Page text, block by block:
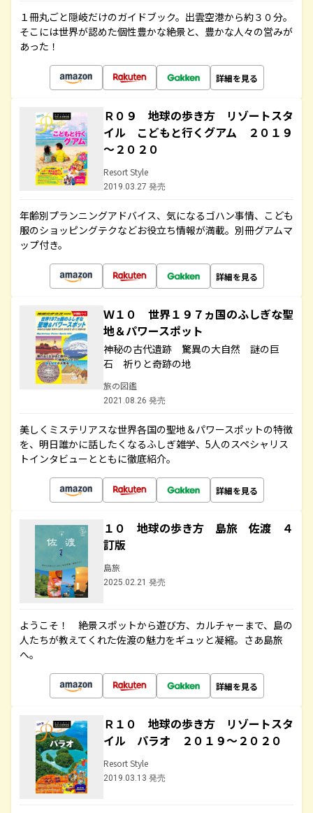
１冊丸ごと隠岐だけのガイドブック。出雲空港から約３０分。
そこには世界が認めた個性豊かな絶景と、豊かな人々の営みが
あった！
詳細を見る
Ｒ０９ 地球の歩き方 リゾートスタ
イル こどもと行くグアム ２０１９
～２０２０
Resort Style
2019.03.27 発売
年齢別プランニングアドバイス、気になるゴハン事情、こども
服のショッピングテクなどお役立ち情報が満載。別冊グアムマ
ップ付き。
詳細を見る
Ｗ１０ 世界１９７ヵ国のふしぎな聖
地＆パワースポット
神秘の古代遺跡 驚異の大自然 謎の巨
石 祈りと奇跡の地
旅の図鑑
2021.08.26 発売
美しくミステリアスな世界各国の聖地＆パワースポットの特徴
を、明日誰かに話したくなるふしぎ雑学、5人のスペシャリス
トインタビューとともに徹底紹介。
詳細を見る
１０ 地球の歩き方 島旅 佐渡 ４
訂版
島旅
2025.02.21 発売
ようこそ！ 絶景スポットから遊び方、カルチャーまで、島の
人たちが教えてくれた佐渡の魅力をギュッと凝縮。さあ島旅
へ。
詳細を見る
Ｒ１０ 地球の歩き方 リゾートスタ
イル パラオ ２０１９～２０２０
Resort Style
2019.03.13 発売